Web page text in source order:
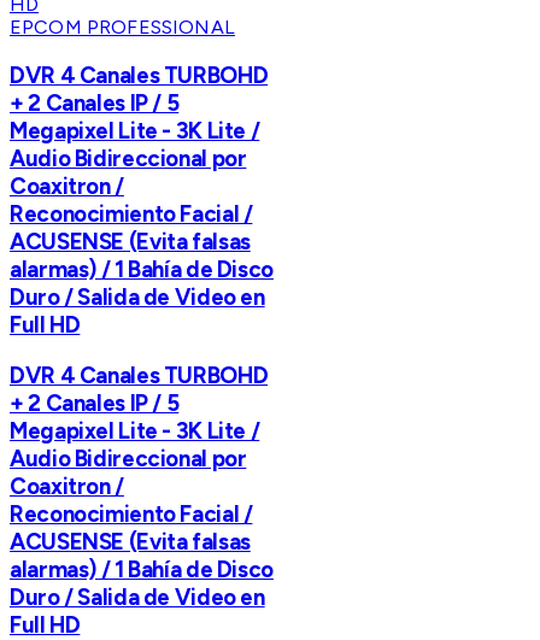
EPCOM PROFESSIONAL
DVR 4 Canales TURBOHD
+ 2 Canales IP / 5
Megapixel Lite - 3K Lite /
Audio Bidireccional por
Coaxitron /
Reconocimiento Facial /
ACUSENSE (Evita falsas
alarmas) / 1 Bahía de Disco
Duro / Salida de Video en
Full HD
DVR 4 Canales TURBOHD
+ 2 Canales IP / 5
Megapixel Lite - 3K Lite /
Audio Bidireccional por
Coaxitron /
Reconocimiento Facial /
ACUSENSE (Evita falsas
alarmas) / 1 Bahía de Disco
Duro / Salida de Video en
Full HD